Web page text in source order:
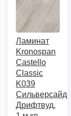
Ламинат
Kronospan
Castello
Classic
K039
Сильверсайд
Дрифтвуд,